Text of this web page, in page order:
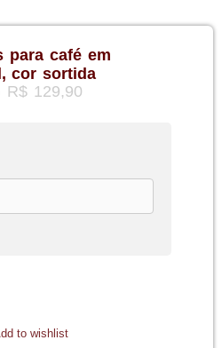
para café em
cor sortida
R$129,90
to wishlist